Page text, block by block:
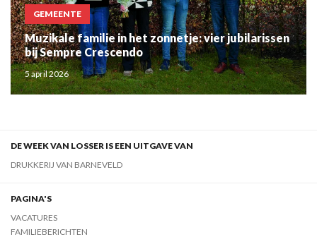
GEMEENTE
Muzikale familie in het zonnetje: vier jubilarissen
bij Sempre Crescendo
5 april 2026
DE WEEK VAN LOSSER IS EEN UITGAVE VAN
DRUKKERIJ VAN BARNEVELD
PAGINA'S
VACATURES
FAMILIEBERICHTEN